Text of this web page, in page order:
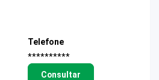
Telefone
**********
Consultar